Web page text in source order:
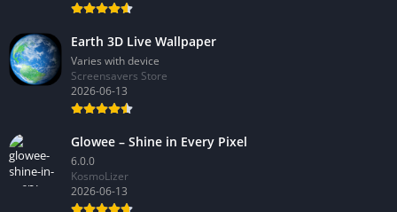
Earth 3D Live Wallpaper
Varies with device
Screensavers Store
2026-06-13
Glowee – Shine in Every Pixel
6.0.0
KosmoLizer
2026-06-13